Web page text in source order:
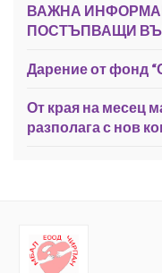
ВАЖНА
ПОСТЪПВАЩИ
Дарение от фонд
От края на месец
разполага с нов